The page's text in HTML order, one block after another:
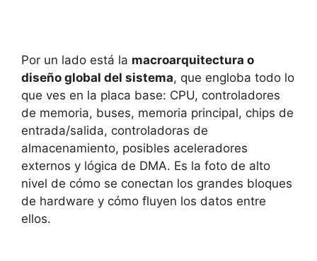
Por un lado está la macroarquitectura o
diseño global del sistema, que engloba todo lo
que ves en la placa base: CPU, controladores
de memoria, buses, memoria principal, chips de
entrada/salida, controladoras de
almacenamiento, posibles aceleradores
externos y lógica de DMA. Es la foto de alto
nivel de cómo se conectan los grandes bloques
de hardware y cómo fluyen los datos entre
ellos.